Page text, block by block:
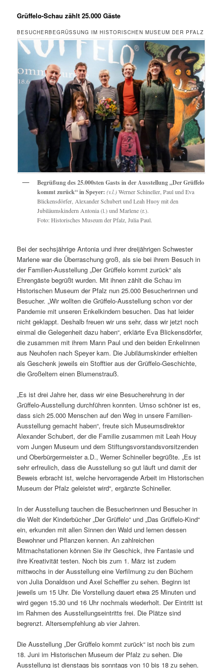
Grüffelo-Schau zählt 25.000 Gäste
BESUCHERBEGRÜSSUNG IM HISTORISCHEN MUSEUM DER PFALZ
Begrüßung des 25.000sten Gasts in der Ausstellung „Der Grüffelo
kommt zurück“ in Speyer: (v.l.)Werner Schineller, Paul und Eva
Blickensdörfer, Alexander Schubert und Leah Huoy mit den
Jubiläumskindern Antonia (l.) und Marlene (r.).
Foto: Historisches Museum der Pfalz, Julia Paul.
Bei der sechsjährige Antonia und ihrer dreijährigen Schwester
Marlene war die Überraschung groß, als sie bei ihrem Besuch in
der Familien-Ausstellung „Der Grüffelo kommt zurück“ als
Ehrengäste begrüßt wurden. Mit ihnen zählt die Schau im
Historischen Museum der Pfalz nun 25.000 Besucherinnen und
Besucher. „Wir wollten die Grüffelo-Ausstellung schon vor der
Pandemie mit unseren Enkelkindern besuchen. Das hat leider
nicht geklappt. Deshalb freuen wir uns sehr, dass wir jetzt noch
einmal die Gelegenheit dazu haben“, erklärte Eva Blickensdörfer,
die zusammen mit ihrem Mann Paul und den beiden Enkelinnen
aus Neuhofen nach Speyer kam. Die Jubiläumskinder erhielten
als Geschenk jeweils ein Stofftier aus der Grüffelo-Geschichte,
die Großeltern einen Blumenstrauß.
„Es ist drei Jahre her, dass wir eine Besucherehrung in der
Grüffelo-Ausstellung durchführen konnten. Umso schöner ist es,
dass sich 25.000 Menschen auf den Weg in unsere Familien-
Ausstellung gemacht haben“, freute sich Museumsdirektor
Alexander Schubert, der die Familie zusammen mit Leah Houy
vom Jungen Museum und dem Stiftungsvorstandsvorsitzenden
und Oberbürgermeister a.D., Werner Schineller begrüßte. „Es ist
sehr erfreulich, dass die Ausstellung so gut läuft und damit der
Beweis erbracht ist, welche hervorragende Arbeit im Historischen
Museum der Pfalz geleistet wird“, ergänzte Schineller.
In der Ausstellung tauchen die Besucherinnen und Besucher in
die Welt der Kinderbücher „Der Grüffelo“ und „Das Grüffelo-Kind“
ein, erkunden mit allen Sinnen den Wald und lernen dessen
Bewohner und Pflanzen kennen. An zahlreichen
Mitmachstationen können Sie ihr Geschick, ihre Fantasie und
ihre Kreativität testen. Noch bis zum 1. März ist zudem
mittwochs in der Ausstellung eine Verfilmung zu den Büchern
von Julia Donaldson und Axel Scheffler zu sehen. Beginn ist
jeweils um 15 Uhr. Die Vorstellung dauert etwa 25 Minuten und
wird gegen 15.30 und 16 Uhr nochmals wiederholt. Der Eintritt ist
im Rahmen des Ausstellungseintritts frei. Die Plätze sind
begrenzt. Altersempfehlung ab vier Jahren.
Die Ausstellung „Der Grüffelo kommt zurück“ ist noch bis zum
18. Juni im Historischen Museum der Pfalz zu sehen. Die
Ausstellung ist dienstags bis sonntags von 10 bis 18 zu sehen.